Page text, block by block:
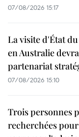
07/08/2026 15:17
La visite d'État
en Australie
partenariat
07/08/2026 15:10
Trois personnes
recherchées